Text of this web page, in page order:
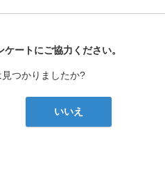
ケートにご協力ください。
つかりましたか?
いいえ